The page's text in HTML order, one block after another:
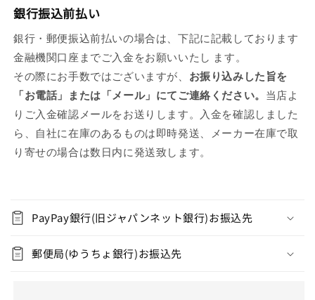
銀行振込前払い
銀行・郵便振込前払いの場合は、下記に記載しております
金融機関口座までご入金をお願いいたし ます。
その際にお手数ではございますが、 お振り込みした旨を
「お電話」または「メール」にてご連絡ください。 当店よ
りご入金確認メールをお送りします。入金を確認しました
ら、自社に在庫のあるものは即時発送、メーカー在庫で取
り寄せの場合は数日内に発送致します。
o
l
l
a
PayPay銀行(旧ジャパンネット銀行)お振込先
郵便局(ゆうちょ銀行)お振込先